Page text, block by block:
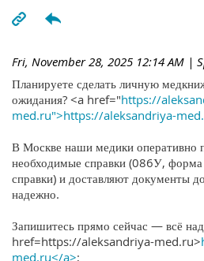
Fri, November 28, 2025 12:14 AM |
Планируете сделать личную
ожидания? <a href="https://
med.ru">https://aleksandriya-
В Москве наши медики оперативно
необходимые справки (086У,
справки) и доставляют документы
надежно.
Запишитесь прямо сейчас — всё
href=https://aleksandriya-med.ru>
med.ru</a>;